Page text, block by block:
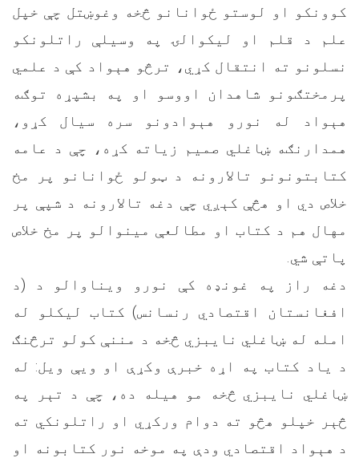
کوونکو او لوستو ځوانانو څخه وغوښتل چې خپل
علم د قلم او لیکوالۍ په وسیلې راتلونکو
نسلونو ته انتقال کړي، ترڅو هېواد کې د علمي
پرمختګونو شاهدان اووسو او په بشپړه توګه
هېواد له نورو هېوادونو سره سیال کړو،
همدارنګه ښاغلي صمیم زیاته کړه، چې د عامه
کتابتونونو تالارونه د ټولو ځوانانو پر مخ
خلاص دي او هڅې کېږي چې دغه تالارونه د شپې پر
مهال هم د کتاب او مطالعې مینوالو پر مخ خلاص
پاتې شي.
دغه راز په غونډه کې نورو ویناوالو د (د
افغانستان اقتصادي رنسانس) کتاب لیکلو له
امله له ښاغلي نایبزي څخه د مننې کولو ترڅنګ
د یاد کتاب په اړه خبرې وکړې او ویې ویل: له
ښاغلي نایبزي څخه مو هیله ده، چې د تېر په
څېر خپلو هڅو ته دوام ورکړي او راتلونکي ته
د هېواد اقتصادي ودې په موخه نور کتابونه او